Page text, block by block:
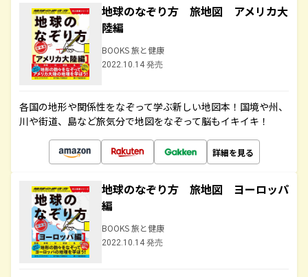
地球のなぞり方 旅地図 アメリカ大
陸編
BOOKS 旅と健康
2022.10.14 発売
各国の地形や関係性をなぞって学ぶ新しい地図本！国境や州、
川や街道、島など旅気分で地図をなぞって脳もイキイキ！
詳細を見る
地球のなぞり方 旅地図 ヨーロッパ
編
BOOKS 旅と健康
2022.10.14 発売